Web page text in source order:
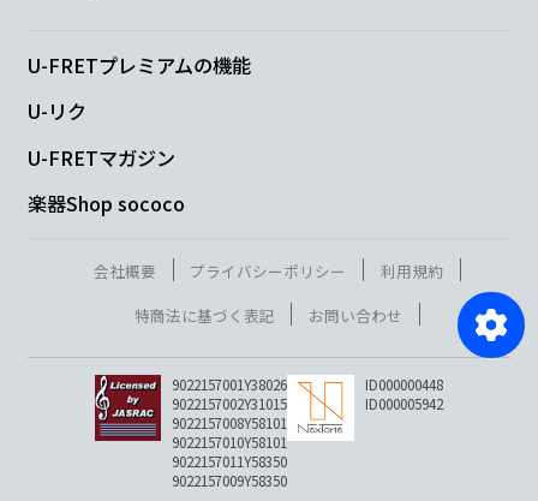
U-FRETプレミアムの機能
U-リク
U-FRETマガジン
楽器Shop sococo
会社概要 プライバシーポリシー
利用規約
特商法に基づく表記
お問い合わせ
9022157001Y38026
9022157002Y31015
9022157008Y58101
9022157010Y58101
9022157011Y58350
9022157009Y58350
ID000000448
ID000005942